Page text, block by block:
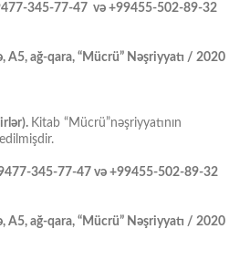
345-77-47 və +99455-502-89-32
A5, ağ-qara, “Mücrü” Nəşriyyatı / 2020
Kitab “Mücrü”nəşriyyatının
345-77-47 və +99455-502-89-32
A5, ağ-qara, “Mücrü” Nəşriyyatı / 2020